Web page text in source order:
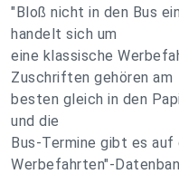
"Bloß nicht in den Bus
handelt sich um
eine klassische
Zuschriften gehören am
besten gleich in den
und die
Bus-Termine gibt es auf
Werbefahrten"-